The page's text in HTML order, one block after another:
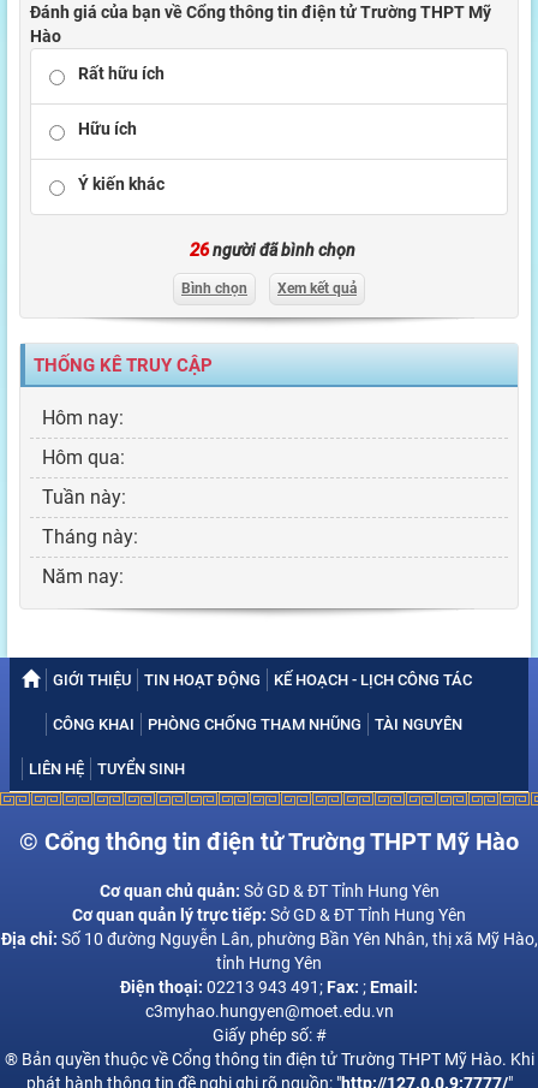
Đánh giá của bạn về Cổng thông tin điện tử Trường THPT Mỹ
Hào
Rất hữu ích
Hữu ích
Ý kiến khác
26người đã bình chọn
Bình chọn Xem kết quả
THỐNG KÊ TRUY CẬP
Hôm nay:
Hôm qua:
Tuần này:
Tháng này:
Năm nay:
GIỚI THIỆU TIN HOẠT ĐỘNG KẾ HOẠCH - LỊCH CÔNG TÁC
CÔNG KHAI PHÒNG CHỐNG THAM NHŨNG TÀI NGUYÊN
LIÊN HỆ TUYỂN SINH
© Cổng thông tin điện tử Trường THPT Mỹ Hào
Cơ quan chủ quản: Sở GD & ĐT Tỉnh Hung Yên
Cơ quan quản lý trực tiếp: Sở GD & ĐT Tỉnh Hung Yên
Địa chỉ: Số 10 đường Nguyễn Lân, phường Bần Yên Nhân, thị xã Mỹ Hào,
tỉnh Hưng Yên
Điện thoại: 02213 943 491; Fax: ; Email:
c3myhao.hungyen@moet.edu.vn
Giấy phép số: #
® Bản quyền thuộc về Cổng thông tin điện tử Trường THPT Mỹ Hào. Khi
phát hành thông tin đề nghị ghi rõ nguồn: "http://127.0.0.9:7777/"